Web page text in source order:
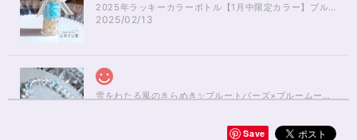
2025年ラッキーカラーボトル【1月中限定カラー】ブルーアパタイト×ルチルクォーツさざれ石
2025/02/13
雪をわたる風のきらめき✨ブルートパーズ×ブルームーンストーンブレスレット17cm
Save